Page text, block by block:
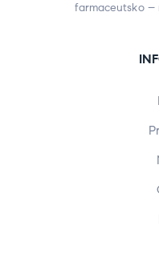
farmaceutsko –